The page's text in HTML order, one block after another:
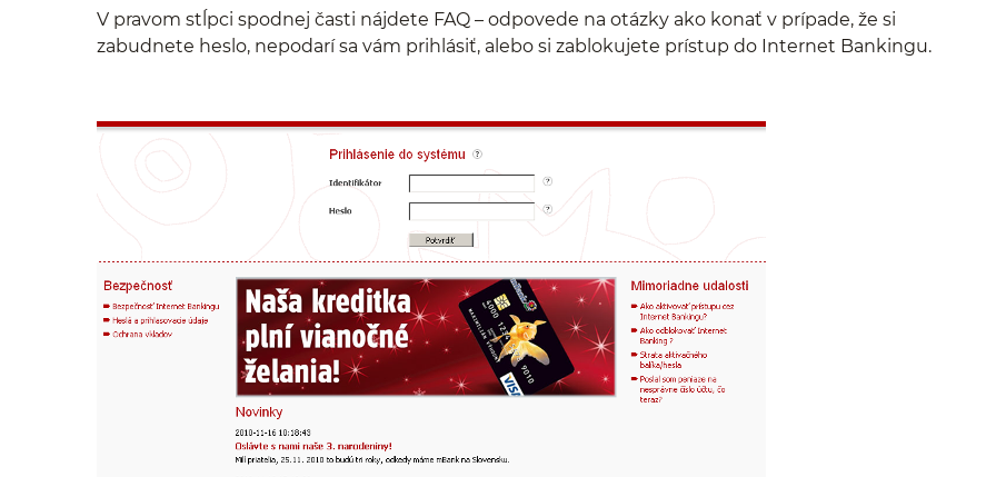
V pravom stĺpci spodnej časti nájdete FAQ – odpovede na otázky ako konať v prípade, že si
zabudnete heslo, nepodarí sa vám prihlásiť, alebo si zablokujete prístup do Internet Bankingu.